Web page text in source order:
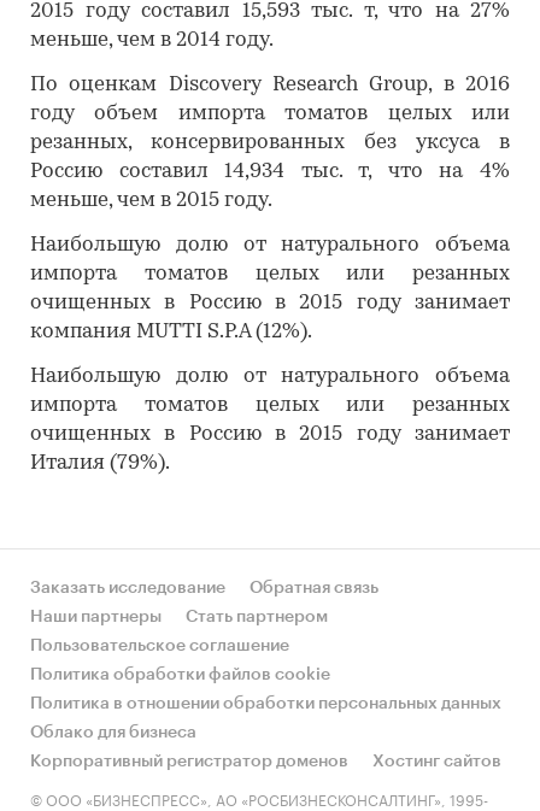
2015 году составил 15,593 тыс. т, что на 27%
меньше, чем в 2014 году.
По оценкам Discovery Research Group, в 2016
году объем импорта томатов целых или
резанных, консервированных без уксуса в
Россию составил 14,934 тыс. т, что на 4%
меньше, чем в 2015 году.
Наибольшую долю от натурального объема
импорта томатов целых или резанных
очищенных в Россию в 2015 году занимает
компания MUTTI S.P.A (12%).
Наибольшую долю от натурального объема
импорта томатов целых или резанных
очищенных в Россию в 2015 году занимает
Италия (79%).
Заказать исследование
Обратная связь
Наши партнеры
Стать партнером
Пользовательское соглашение
Политика обработки файлов cookie
Политика в отношении обработки персональных данных
Облако для бизнеса
Корпоративный регистратор доменов
Хостинг сайтов
© ООО «БИЗНЕСПРЕСС», АО «РОСБИЗНЕСКОНСАЛТИНГ», 1995-